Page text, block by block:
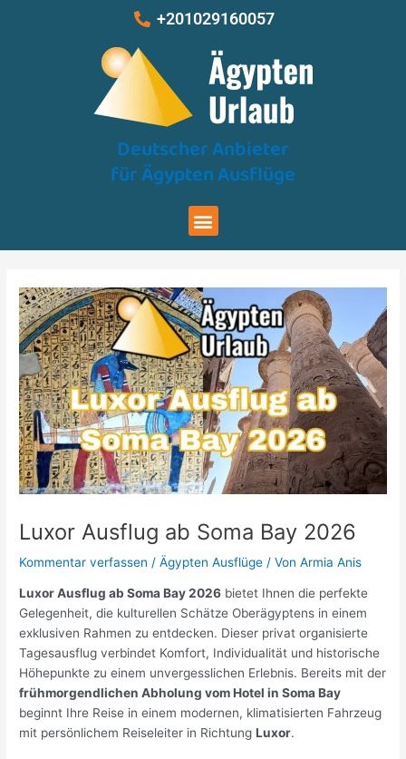
+201029160057
Deutscher Anbieter
für Ägypten Ausflüge
Menu
Luxor Ausflug ab Soma Bay 2026
Kommentar verfassen /Ägypten Ausflüge / VonArmia Anis
Luxor Ausflug ab Soma Bay 2026 bietet Ihnen die perfekte
Gelegenheit, die kulturellen Schätze Oberägyptens in einem
exklusiven Rahmen zu entdecken. Dieser privat organisierte
Tagesausflug verbindet Komfort, Individualität und historische
Höhepunkte zu einem unvergesslichen Erlebnis. Bereits mit der
frühmorgendlichen Abholung vom Hotel in Soma Bay
beginnt Ihre Reise in einem modernen, klimatisierten Fahrzeug
mit persönlichem Reiseleiter in RichtungLuxor.